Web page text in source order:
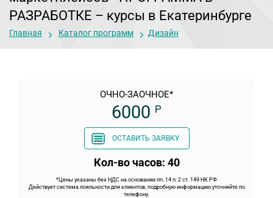
РАЗРАБОТКЕ – курсы в Екатеринбурге
Главная Каталог программ Дизайн
ОЧНО-ЗАОЧНОЕ*
6000 Р
ОСТАВИТЬ ЗАЯВКУ
Кол-во часов: 40
*Цены указаны без НДС на основании пп. 14 п. 2 ст. 149 НК РФ
Действует система лояльности для клиентов, подробную информацию уточняйте по
телефону.